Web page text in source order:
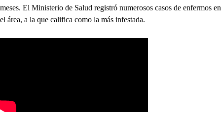
meses. El Ministerio de Salud registró numerosos casos de enfermos en
el área, a la que califica como la más infestada.